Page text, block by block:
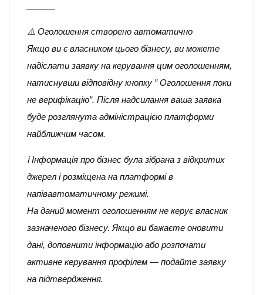
⚠️ Оголошення створено автоматично
Якщо ви є власником цього бізнесу, ви можете
надіслати заявку на керування цим оголошенням,
натиснувши відповідну кнопку ” Оголошення поки
не верифікацію”. Після надсилання ваша заявка
буде розглянута адміністрацією платформи
найближчим часом.
ℹ️ Інформація про бізнес була зібрана з відкритих
джерел і розміщена на платформі в
напівавтоматичному режимі.
На даний момент оголошенням не керує власник
зазначеного бізнесу. Якщо ви бажаєте оновити
дані, доповнити інформацію або розпочати
активне керування профілем — подайте заявку
на підтвердження.